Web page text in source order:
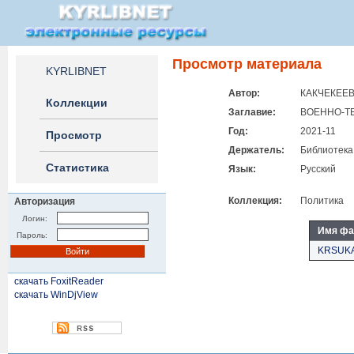
KYRLIBNET
Коллекции
Просмотр
Статистика
Авторизация
Логин:
Пароль:
скачать FoxitReader
скачать WinDjView
Просмотр материала
Автор:
Заглавие:
ВОЕННО-
Год:
2021-11
Держатель:
Язык:
Русский
Коллекция: Политика
Имя